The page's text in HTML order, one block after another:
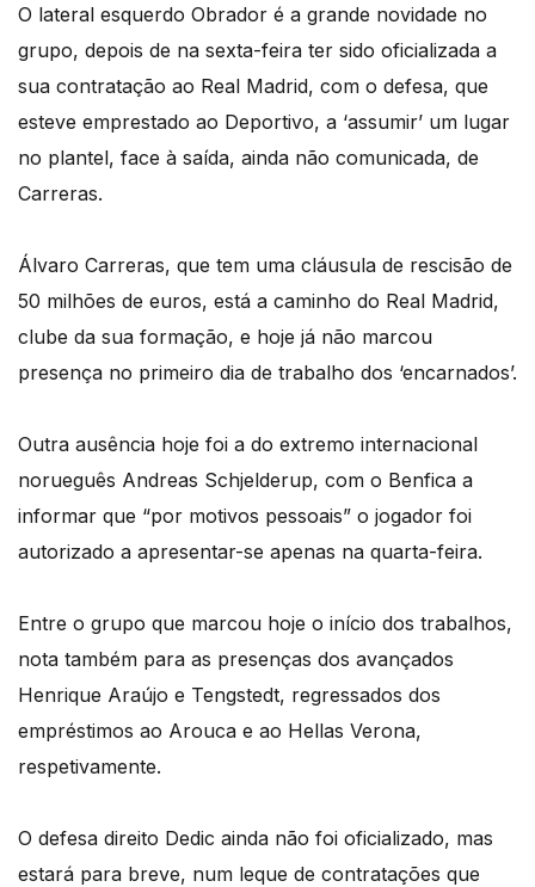
O lateral esquerdo Obrador é a grande novidade no
grupo, depois de na sexta-feira ter sido oficializada a
sua contratação ao Real Madrid, com o defesa, que
esteve emprestado ao Deportivo, a ‘assumir’ um lugar
no plantel, face à saída, ainda não comunicada, de
Carreras.
Álvaro Carreras, que tem uma cláusula de rescisão de
50 milhões de euros, está a caminho do Real Madrid,
clube da sua formação, e hoje já não marcou
presença no primeiro dia de trabalho dos ‘encarnados’.
Outra ausência hoje foi a do extremo internacional
norueguês Andreas Schjelderup, com o Benfica a
informar que “por motivos pessoais” o jogador foi
autorizado a apresentar-se apenas na quarta-feira.
Entre o grupo que marcou hoje o início dos trabalhos,
nota também para as presenças dos avançados
Henrique Araújo e Tengstedt, regressados dos
empréstimos ao Arouca e ao Hellas Verona,
respetivamente.
O defesa direito Dedic ainda não foi oficializado, mas
estará para breve, num leque de contratações que